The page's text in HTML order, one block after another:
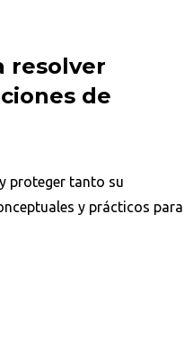
resolver
de
proteger tanto su
y prácticos para